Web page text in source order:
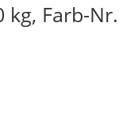
kg, Farb-Nr.